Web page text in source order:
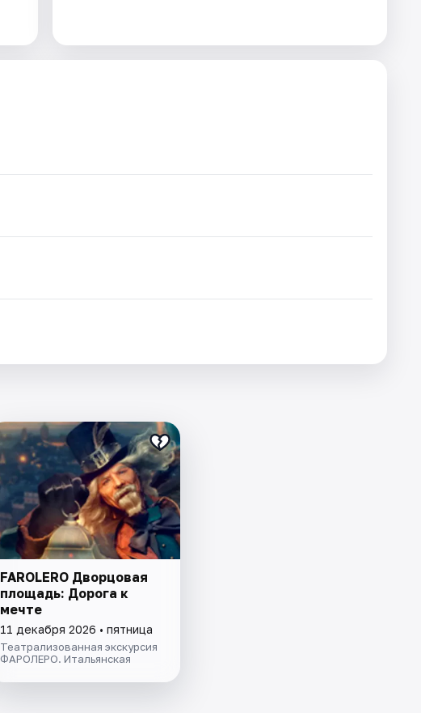
FAROLERO Дворцовая
площадь: Дорога к
мечте
11 декабря 2026 • пятница
Театрализованная экскурсия
ФАРОЛЕРО. Итальянская